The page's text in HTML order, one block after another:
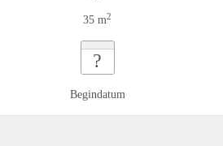
35 m2
?
Begindatum